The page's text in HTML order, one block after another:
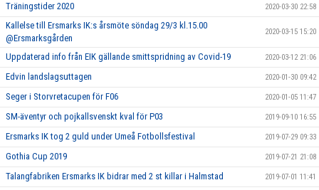
Träningstider 2020 2020-03-30 22:58
Kallelse till Ersmarks IK:s årsmöte söndag 29/3 kl.15.00
@Ersmarksgården
2020-03-15 15:20
Uppdaterad info från EIK gällande smittspridning av Covid-19 2020-03-12 21:06
Edvin landslagsuttagen 2020-01-30 09:42
Seger i Storvretacupen för F06 2020-01-05 11:47
SM-äventyr och pojkallsvenskt kval för P03 2019-09-10 16:55
Ersmarks IK tog 2 guld under Umeå Fotbollsfestival 2019-07-29 09:33
Gothia Cup 2019 2019-07-21 21:08
Talangfabriken Ersmarks IK bidrar med 2 st killar i Halmstad 2019-07-01 11:41